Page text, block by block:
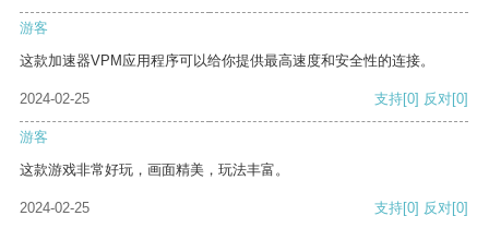
游客
这款加速器VPM应用程序可以给你提供最高速度和安全性的连接。
2024-02-25 支持[0] 反对[0]
游客
这款游戏非常好玩，画面精美，玩法丰富。
2024-02-25 支持[0] 反对[0]